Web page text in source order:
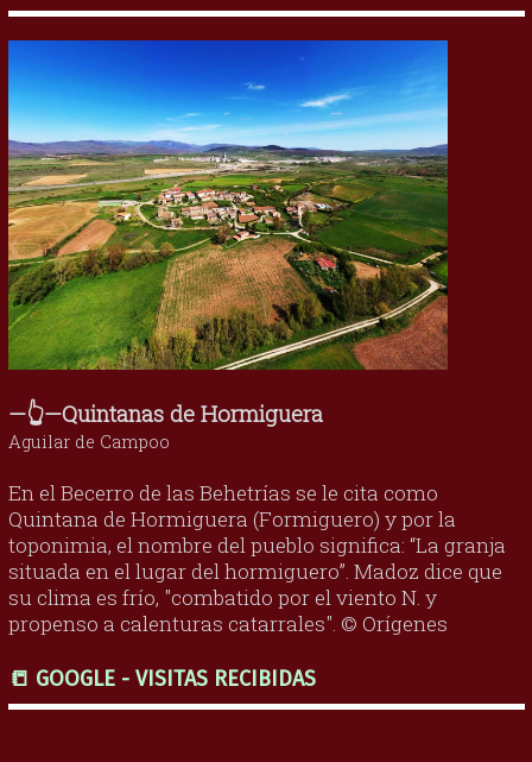
—👆—Quintanas de Hormiguera
Aguilar de Campoo
En el Becerro de las Behetrías se le cita como
Quintana de Hormiguera (Formiguero) y por la
toponimia, el nombre del pueblo significa: “La granja
situada en el lugar del hormiguero”. Madoz dice que
su clima es frío, "combatido por el viento N. y
propenso a calenturas catarrales". © Orígenes
📒 GOOGLE - VISITAS RECIBIDAS